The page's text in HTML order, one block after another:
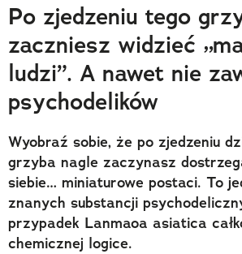
Trendbook Podróżniczy
Polecane
Po zjedzeniu tego
zaczniesz widzieć
ludzi”. A nawet nie
psychodelików
Wyobraź sobie, że po zjedzeniu
grzyba nagle zaczynasz
siebie… miniaturowe postaci. To
znanych substancji
przypadek Lanmaoa asiatica
chemicznej logice.